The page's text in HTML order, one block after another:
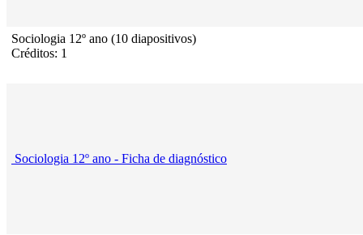
Sociologia 12º ano (10 diapositivos)
Créditos: 1
Sociologia 12º ano - Ficha de diagnóstico